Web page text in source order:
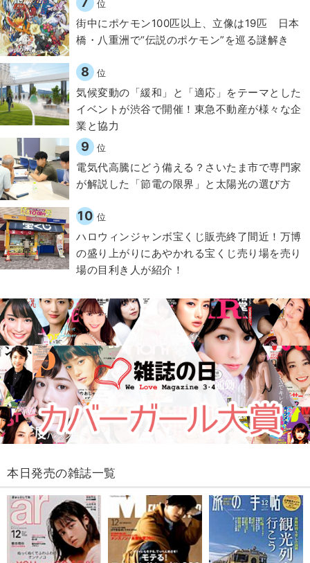
位
街中にポケモン100匹以上、立像は19匹 日本
橋・八重洲で“伝説のポケモン”を巡る謎解き
8 位
気候変動の「緩和」と「適応」をテーマとした
イベントが渋谷で開催！東急不動産が様々な企
業と協力
9 位
電気代高騰にどう備える？さいたま市で専門家
が解説した「節電の限界」と太陽光の選び方
10 位
ハロウィンジャンボ宝くじ販売終了間近！万博
の盛り上がりにあやかれる宝くじ売り場を売り
場の目利き人が紹介！
本日発売の雑誌一覧